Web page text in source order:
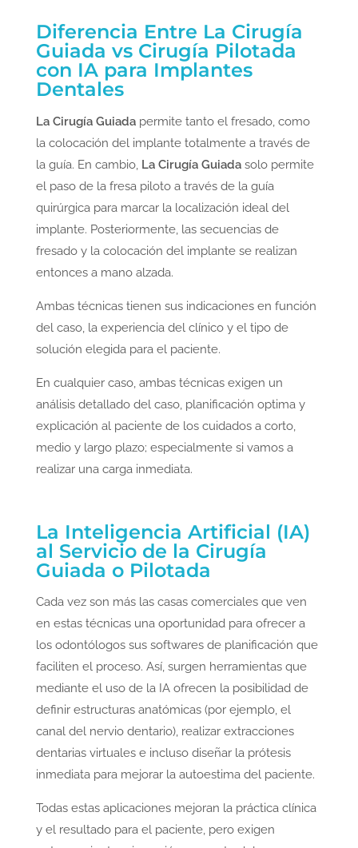
Diferencia Entre La Cirugía
Guiada vs Cirugía Pilotada
con IA para Implantes
Dentales
La Cirugía Guiada permite tanto el fresado, como
la colocación del implante totalmente a través de
la guía. En cambio, La Cirugía Guiada solo permite
el paso de la fresa piloto a través de la guía
quirúrgica para marcar la localización ideal del
implante. Posteriormente, las secuencias de
fresado y la colocación del implante se realizan
entonces a mano alzada.
Ambas técnicas tienen sus indicaciones en función
del caso, la experiencia del clínico y el tipo de
solución elegida para el paciente.
En cualquier caso, ambas técnicas exigen un
análisis detallado del caso, planificación optima y
explicación al paciente de los cuidados a corto,
medio y largo plazo; especialmente si vamos a
realizar una carga inmediata.
La Inteligencia Artificial (IA)
al Servicio de la Cirugía
Guiada o Pilotada
Cada vez son más las casas comerciales que ven
en estas técnicas una oportunidad para ofrecer a
los odontólogos sus softwares de planificación que
faciliten el proceso. Así, surgen herramientas que
mediante el uso de la IA ofrecen la posibilidad de
definir estructuras anatómicas (por ejemplo, el
canal del nervio dentario), realizar extracciones
dentarias virtuales e incluso diseñar la prótesis
inmediata para mejorar la autoestima del paciente.
Todas estas aplicaciones mejoran la práctica clínica
y el resultado para el paciente, pero exigen